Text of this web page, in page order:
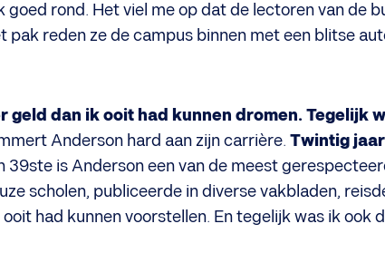
goed rond. Het viel me op dat de lectoren van de
pak reden ze de campus binnen met een blitse
geld dan ik ooit had kunnen dromen. Tegelijk
Anderson hard aan zijn carrière. Twintig
39ste is Anderson een van de meest
scholen, publiceerde in diverse vakbladen,
had kunnen voorstellen. En tegelijk was ik ook